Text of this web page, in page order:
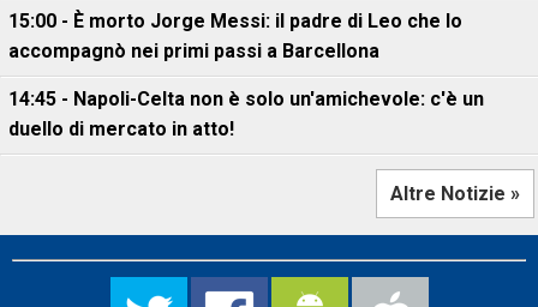
15:00 - È morto Jorge Messi: il padre di Leo che lo
accompagnò nei primi passi a Barcellona
14:45 - Napoli-Celta non è solo un'amichevole: c'è un
duello di mercato in atto!
Altre Notizie »